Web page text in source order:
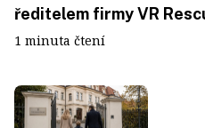
ředitelem firmy VR
1 minuta čtení